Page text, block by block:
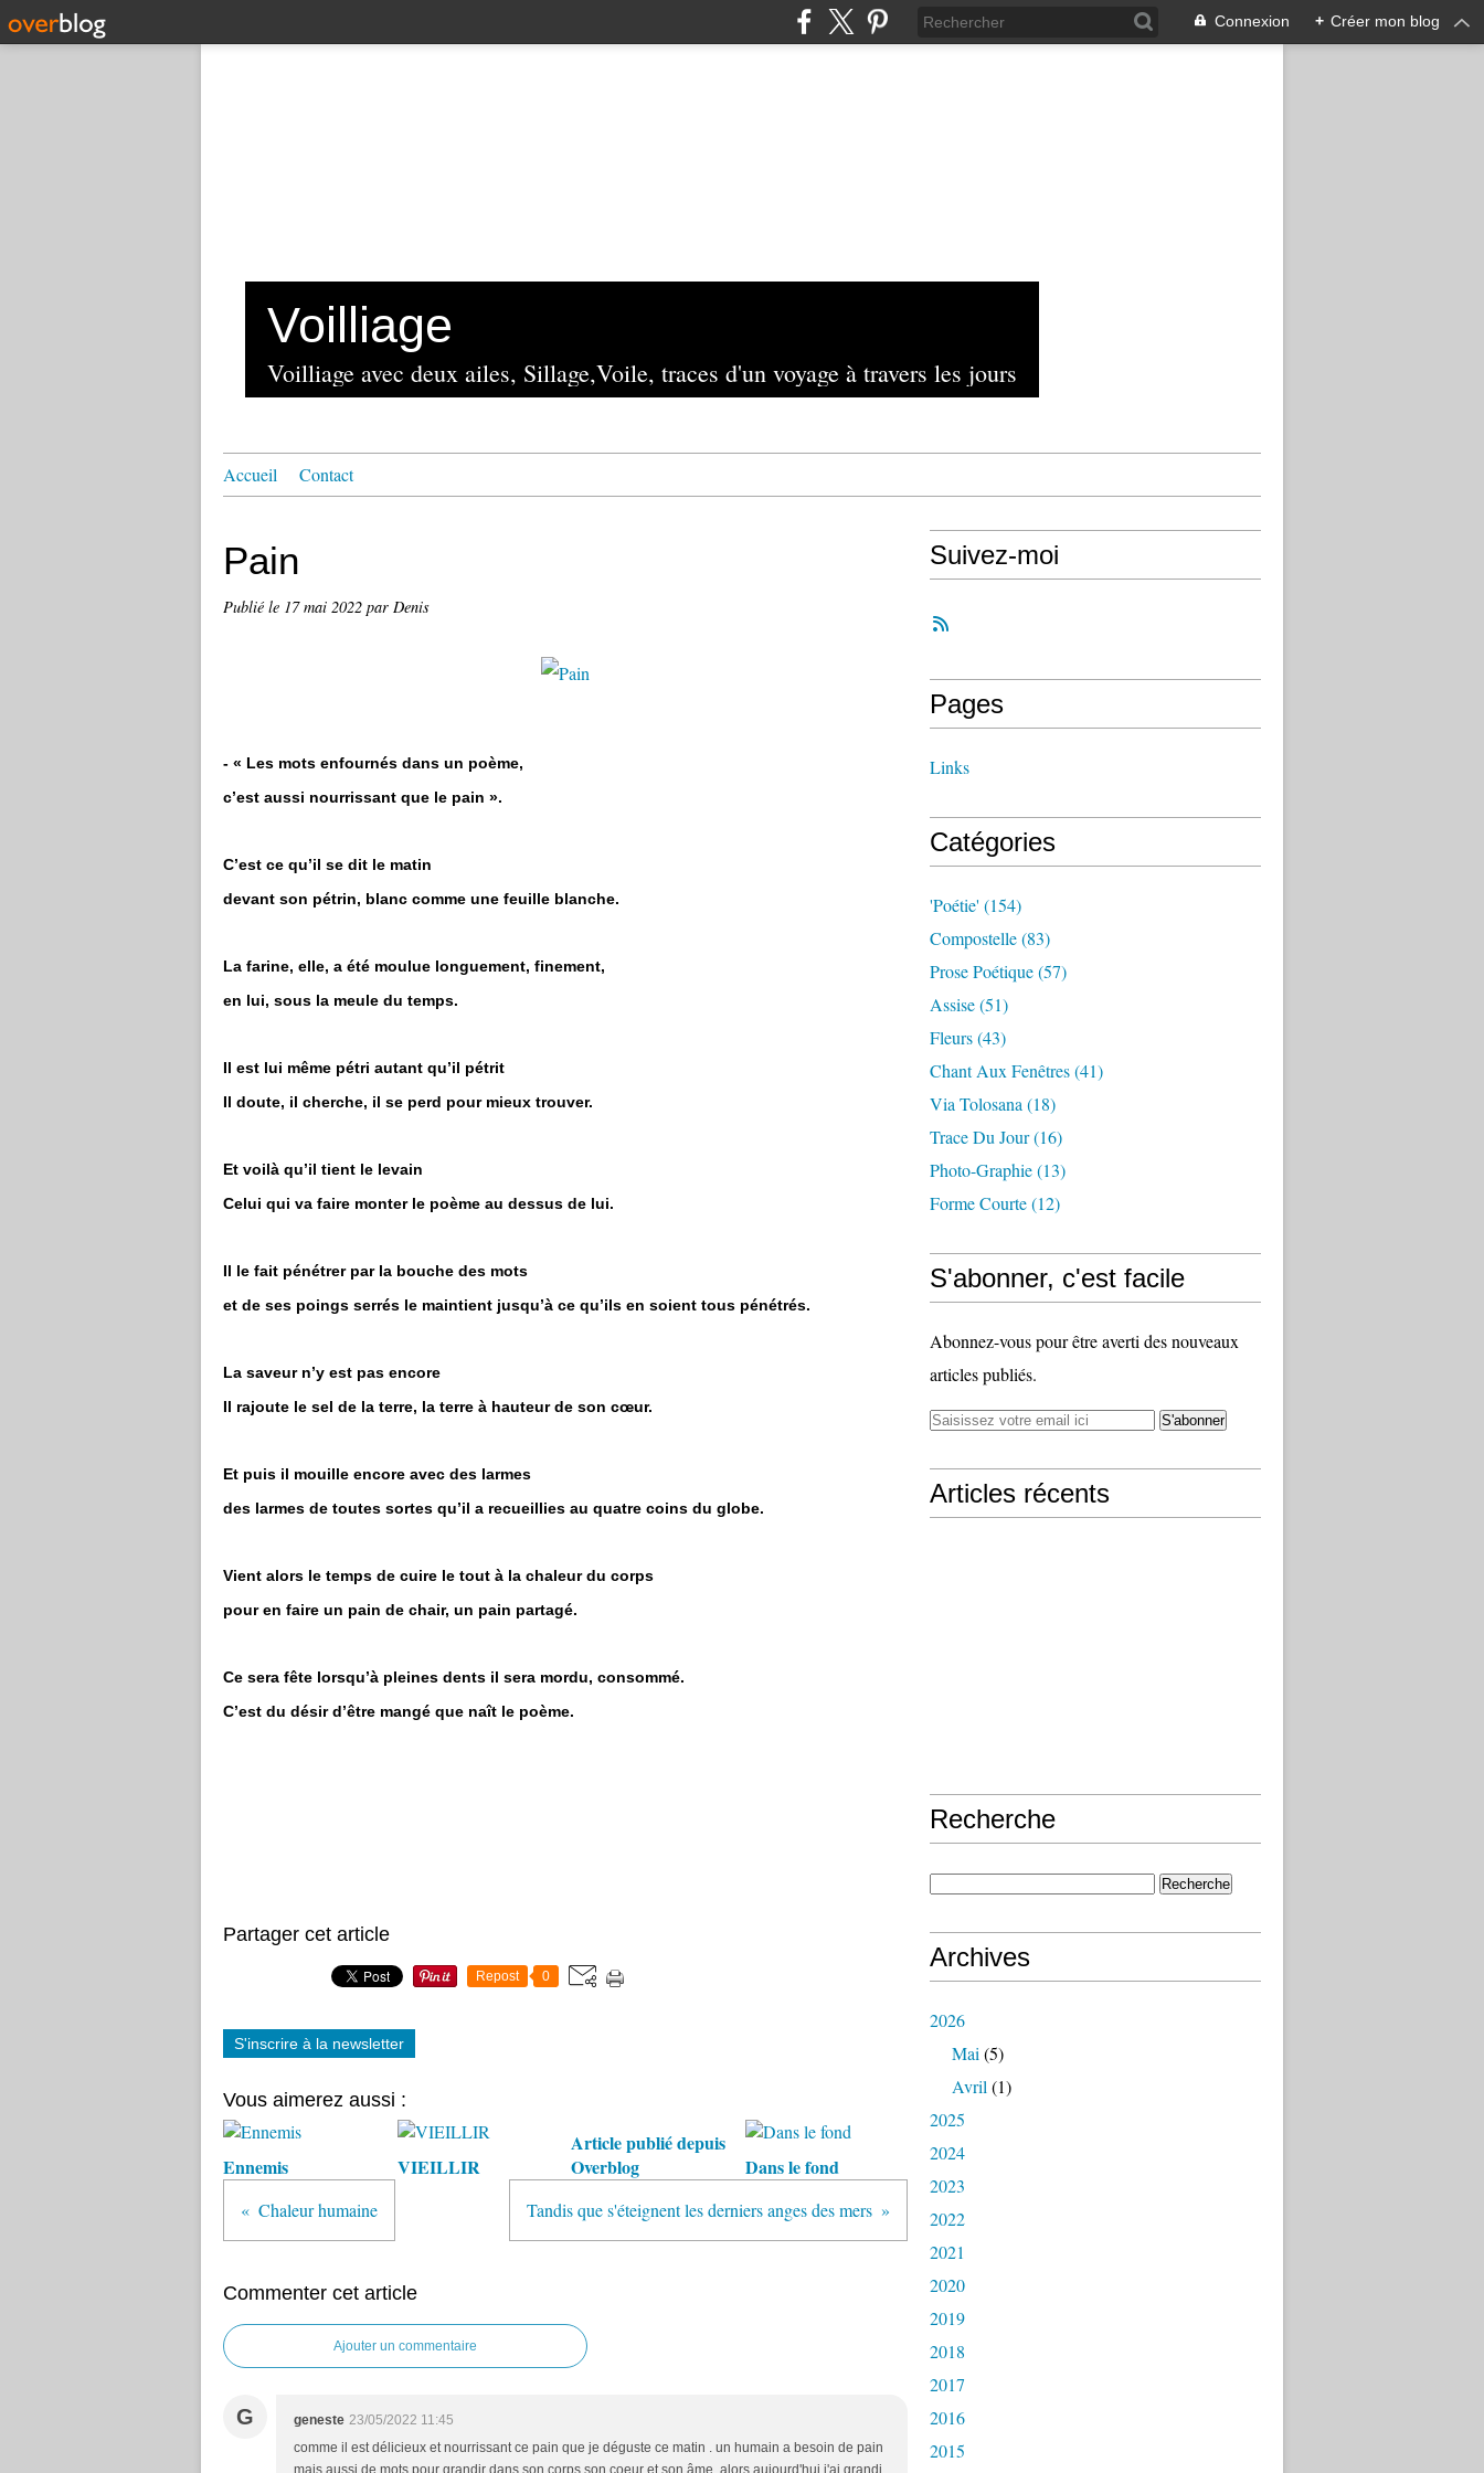
Connexion + Créer mon blog
Voilliage
Voilliage avec deux ailes, Sillage,Voile, traces d'un voyage à travers les jours
Accueil Contact
Pain
Publié le 17 mai 2022 par Denis
- « Les mots enfournés dans un poème,
c’est aussi nourrissant que le pain ».
C’est ce qu’il se dit le matin
devant son pétrin, blanc comme une feuille blanche.
La farine, elle, a été moulue longuement, finement,
en lui, sous la meule du temps.
Il est lui même pétri autant qu’il pétrit
Il doute, il cherche, il se perd pour mieux trouver.
Et voilà qu’il tient le levain
Celui qui va faire monter le poème au dessus de lui.
Il le fait pénétrer par la bouche des mots
et de ses poings serrés le maintient jusqu’à ce qu’ils en soient tous pénétrés.
La saveur n’y est pas encore
Il rajoute le sel de la terre, la terre à hauteur de son cœur.
Et puis il mouille encore avec des larmes
des larmes de toutes sortes qu’il a recueillies au quatre coins du globe.
Vient alors le temps de cuire le tout à la chaleur du corps
pour en faire un pain de chair, un pain partagé.
Ce sera fête lorsqu’à pleines dents il sera mordu, consommé.
C’est du désir d’être mangé que naît le poème.
Partager cet article
Repost 0
S'inscrire à la newsletter
Vous aimerez aussi :
Ennemis VIEILLIR
Article publié depuis
Overblog
Dans le fond
Chaleur humaine Tandis que s'éteignent les derniers anges des mers
Commenter cet article
Ajouter un commentaire
G geneste 23/05/2022 11:45
comme il est délicieux et nourrissant ce pain que je déguste ce matin . un humain a besoin de pain
mais aussi de mots pour grandir dans son corps son coeur et son âme. alors aujourd'hui j'ai grandi
Suivez-moi
Pages
Links
Catégories
'poétie' (154)
Compostelle(83)
Prose Poétique(57)
Assise(51)
Fleurs(43)
Chant Aux Fenêtres(41)
Via Tolosana (18)
Trace Du Jour(16)
Photo-Graphie(13)
Forme Courte(12)
S'abonner, c'est facile
Abonnez-vous pour être averti des nouveaux
articles publiés.
Articles récents
Recherche
Archives
2026
Mai (5)
Avril (1)
2025
2024
2023
2022
2021
2020
2019
2018
2017
2016
2015